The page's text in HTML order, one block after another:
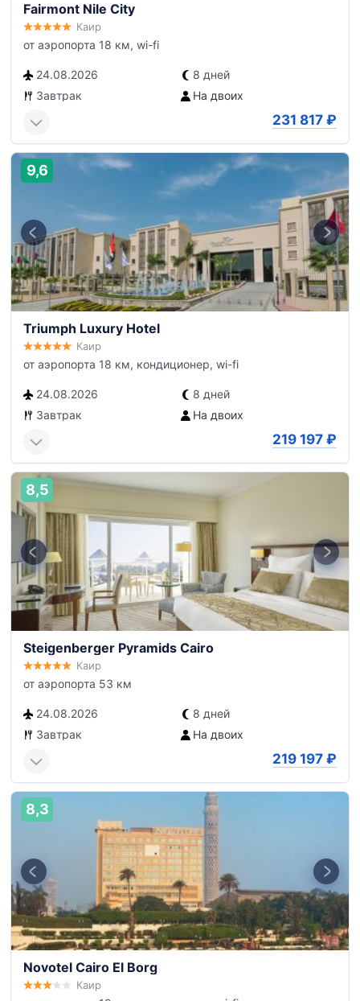
Fairmont Nile City
Каир
от аэропорта 18 км, wi-fi
24.08.2026
8 дней
Завтрак
На двоих
231 817 ₽
9,6
Triumph Luxury Hotel
Каир
от аэропорта 18 км, кондиционер, wi-fi
24.08.2026
8 дней
Завтрак
На двоих
219 197 ₽
8,5
Steigenberger Pyramids Cairo
Каир
от аэропорта 53 км
24.08.2026
8 дней
Завтрак
На двоих
219 197 ₽
8,3
Novotel Cairo El Borg
Каир